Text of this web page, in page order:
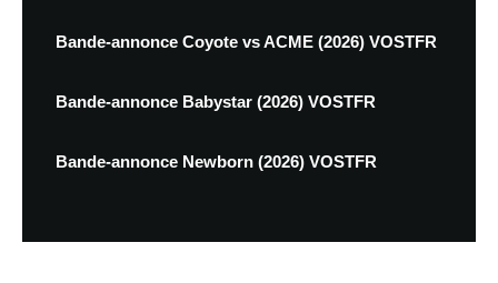
Bande-annonce Coyote vs ACME (2026) VOSTFR
Bande-annonce Babystar (2026) VOSTFR
Bande-annonce Newborn (2026) VOSTFR